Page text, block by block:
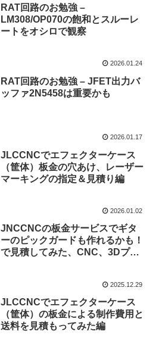
RAT回路のお勉強 –
LM308/OP070の飽和とスルーレ
ートをオシロで観察
2026.01.24
RAT回路のお勉強 – JFET出力バ
ッファ2N5458は重要かも
2026.01.17
JLCCNCでエフェクターケース
（筐体）板金の穴あけ、レーザー
マーキングの指定＆見積り編
2026.01.02
JNCCNCの板金サービスでギタ
ーのピックガードも作れるかも！
で見積してみた、CNC、3Dプリ
2025.12.29
JLCCNCでエフェクターケース
（筐体）の板金による制作費用と
送料を見積もってみた編